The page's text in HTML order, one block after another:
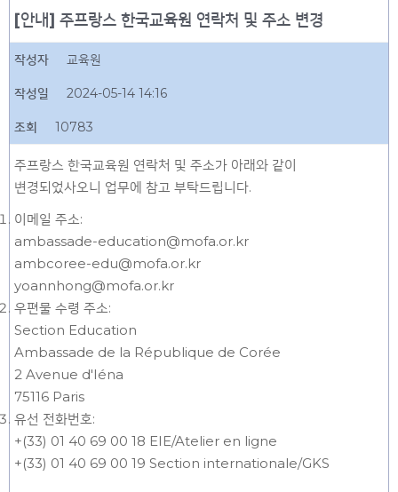
[안내] 주프랑스 한국교육원 연락처 및 주소 변경
작성자 교육원
작성일 2024-05-14 14:16
조회 10783
주프랑스 한국교육원 연락처 및 주소가 아래와 같이
변경되었사오니 업무에 참고 부탁드립니다.
이메일 주소:
ambassade-education@mofa.or.kr
ambcoree-edu@mofa.or.kr
yoannhong@mofa.or.kr
우편물 수령 주소:
Section Education
Ambassade de la République de Corée
2 Avenue d'Iéna
75116 Paris
유선 전화번호:
+(33) 01 40 69 00 18 EIE/Atelier en ligne
+(33) 01 40 69 00 19 Section internationale/GKS